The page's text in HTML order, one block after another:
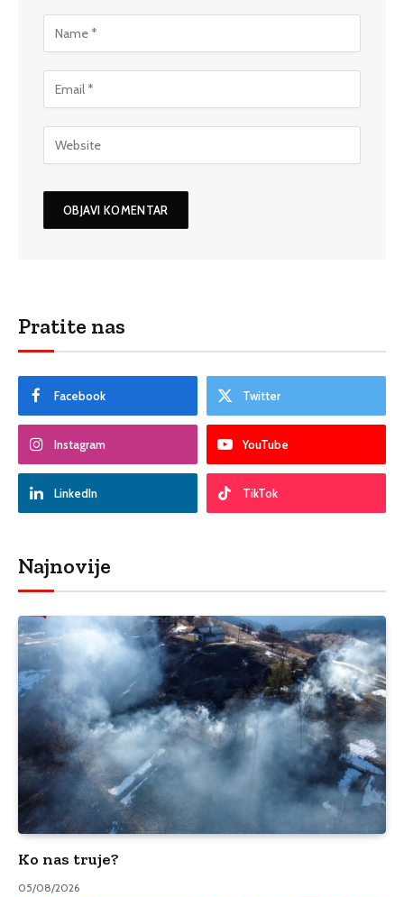
Pratite nas
Facebook Twitter
Instagram YouTube
LinkedIn TikTok
Najnovije
Ko nas truje?
05/08/2026